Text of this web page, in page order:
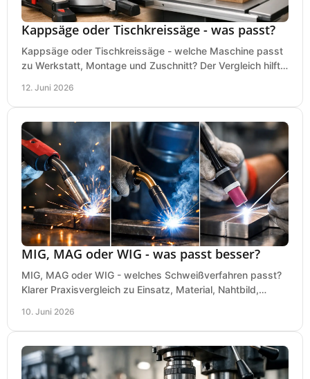
Kappsäge oder Tischkreissäge - was passt?
Kappsäge oder Tischkreissäge - welche Maschine passt
zu Werkstatt, Montage und Zuschnitt? Der Vergleich hilft
12. Juni 2026
MIG, MAG oder WIG - was passt besser?
MIG, MAG oder WIG - welches Schweißverfahren passt?
Klarer Praxisvergleich zu Einsatz, Material, Nahtbild,
10. Juni 2026